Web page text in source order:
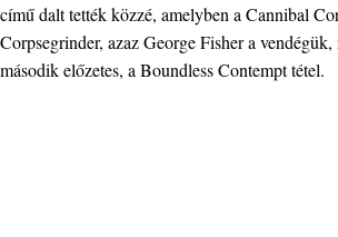
című dalt tették közzé, amelyben a Cannibal
Corpsegrinder, azaz George Fisher a
második előzetes, a Boundless Contempt tétel.